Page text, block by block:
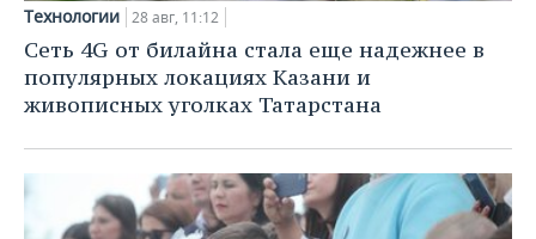
Технологии 28 авг, 11:12
Сеть 4G от билайна стала еще надежнее в
популярных локациях Казани и
живописных уголках Татарстана